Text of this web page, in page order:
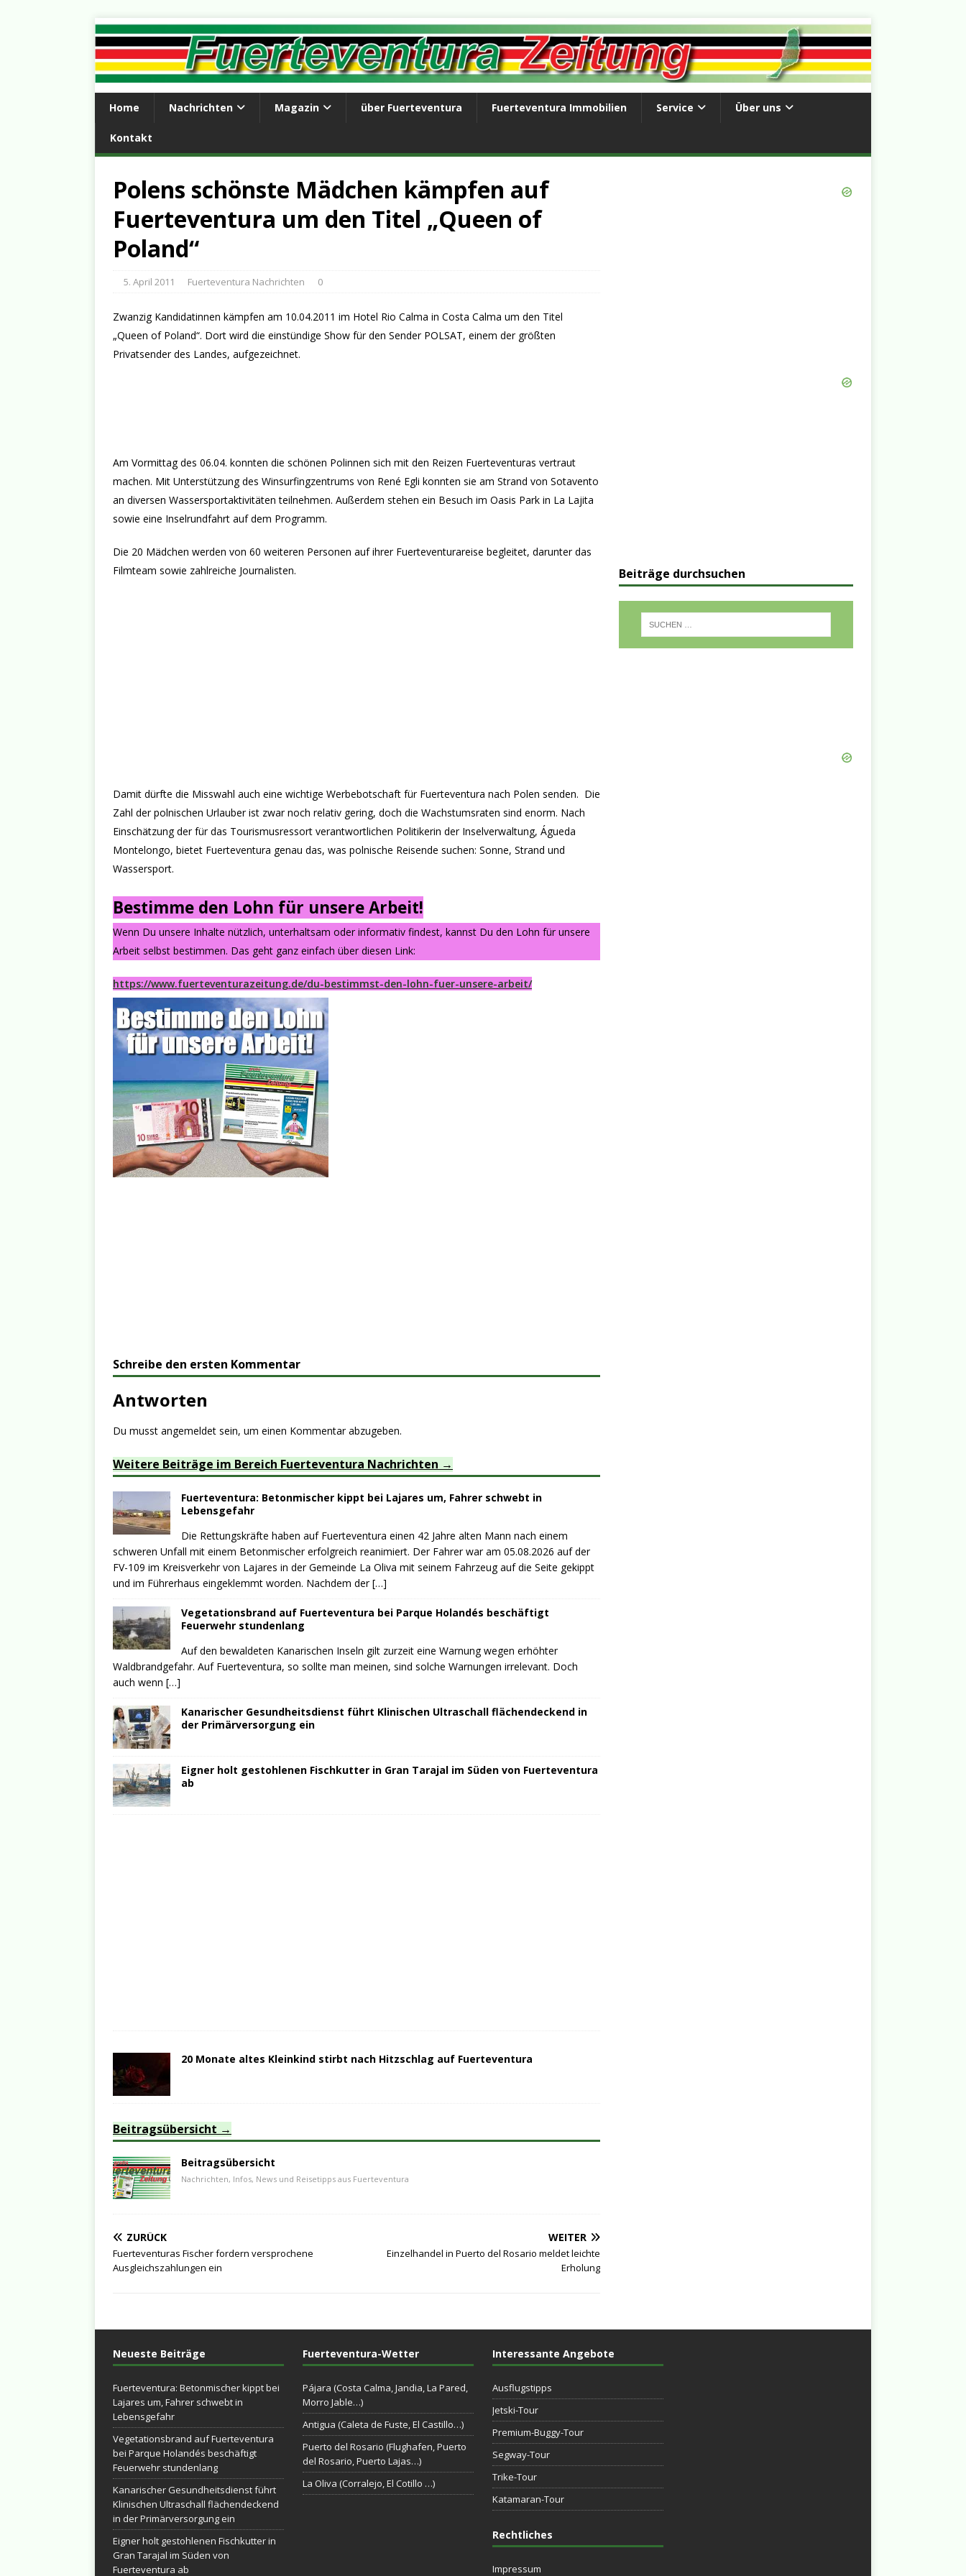
Home Nachrichten Magazin über Fuerteventura Fuerteventura Immobilien Service Über uns
Kontakt
Polens schönste Mädchen kämpfen auf
Fuerteventura um den Titel „Queen of
Poland“
5. April 2011 Fuerteventura Nachrichten 0
Zwanzig Kandidatinnen kämpfen am 10.04.2011 im Hotel Rio Calma in Costa Calma um den Titel
„Queen of Poland“. Dort wird die einstündige Show für den Sender POLSAT, einem der größten
Privatsender des Landes, aufgezeichnet.
Am Vormittag des 06.04. konnten die schönen Polinnen sich mit den Reizen Fuerteventuras vertraut
machen. Mit Unterstützung des Winsurfingzentrums von René Egli konnten sie am Strand von Sotavento
an diversen Wassersportaktivitäten teilnehmen. Außerdem stehen ein Besuch im Oasis Park in La Lajita
sowie eine Inselrundfahrt auf dem Programm.
Die 20 Mädchen werden von 60 weiteren Personen auf ihrer Fuerteventurareise begleitet, darunter das
Filmteam sowie zahlreiche Journalisten.
Damit dürfte die Misswahl auch eine wichtige Werbebotschaft für Fuerteventura nach Polen senden. Die
Zahl der polnischen Urlauber ist zwar noch relativ gering, doch die Wachstumsraten sind enorm. Nach
Einschätzung der für das Tourismusressort verantwortlichen Politikerin der Inselverwaltung, Águeda
Montelongo, bietet Fuerteventura genau das, was polnische Reisende suchen: Sonne, Strand und
Wassersport.
Bestimme den Lohn für unsere Arbeit!
Wenn Du unsere Inhalte nützlich, unterhaltsam oder informativ findest, kannst Du den Lohn für unsere
Arbeit selbst bestimmen. Das geht ganz einfach über diesen Link:
https://www.fuerteventurazeitung.de/du-bestimmst-den-lohn-fuer-unsere-arbeit/
Schreibe den ersten Kommentar
Antworten
Du musst angemeldet sein, um einen Kommentar abzugeben.
Weitere Beiträge im Bereich Fuerteventura Nachrichten
Fuerteventura: Betonmischer kippt bei Lajares um, Fahrer schwebt in
Lebensgefahr
Die Rettungskräfte haben auf Fuerteventura einen 42 Jahre alten Mann nach einem
schweren Unfall mit einem Betonmischer erfolgreich reanimiert. Der Fahrer war am 05.08.2026 auf der
FV-109 im Kreisverkehr von Lajares in der Gemeinde La Oliva mit seinem Fahrzeug auf die Seite gekippt
und im Führerhaus eingeklemmt worden. Nachdem der[…]
Vegetationsbrand auf Fuerteventura bei Parque Holandés beschäftigt
Feuerwehr stundenlang
Auf den bewaldeten Kanarischen Inseln gilt zurzeit eine Warnung wegen erhöhter
Waldbrandgefahr. Auf Fuerteventura, so sollte man meinen, sind solche Warnungen irrelevant. Doch
auch wenn […]
Kanarischer Gesundheitsdienst führt Klinischen Ultraschall flächendeckend in
der Primärversorgung ein
Eigner holt gestohlenen Fischkutter in Gran Tarajal im Süden von Fuerteventura
ab
20 Monate altes Kleinkind stirbt nach Hitzschlag auf Fuerteventura
Beitragsübersicht
Beitragsübersicht
Nachrichten, Infos, News und Reisetipps aus Fuerteventura
ZURÜCK
Fuerteventuras Fischer fordern versprochene
Ausgleichszahlungen ein
WEITER
Einzelhandel in Puerto del Rosario meldet leichte
Erholung
Beiträge durchsuchen
Neueste Beiträge
Fuerteventura: Betonmischer kippt bei
Lajares um, Fahrer schwebt in
Lebensgefahr
Vegetationsbrand auf Fuerteventura
bei Parque Holandés beschäftigt
Feuerwehr stundenlang
Kanarischer Gesundheitsdienst führt
Klinischen Ultraschall flächendeckend
in der Primärversorgung ein
Eigner holt gestohlenen Fischkutter in
Gran Tarajal im Süden von
Fuerteventura ab
Fuerteventura-Wetter
Pájara (Costa Calma, Jandia, La Pared,
Morro Jable…)
Antigua (Caleta de Fuste, El Castillo…)
Puerto del Rosario (Flughafen, Puerto
del Rosario, Puerto Lajas…)
La Oliva (Corralejo, El Cotillo …)
Interessante Angebote
Ausflugstipps
Jetski-Tour
Premium-Buggy-Tour
Segway-Tour
Trike-Tour
Katamaran-Tour
Rechtliches
Impressum